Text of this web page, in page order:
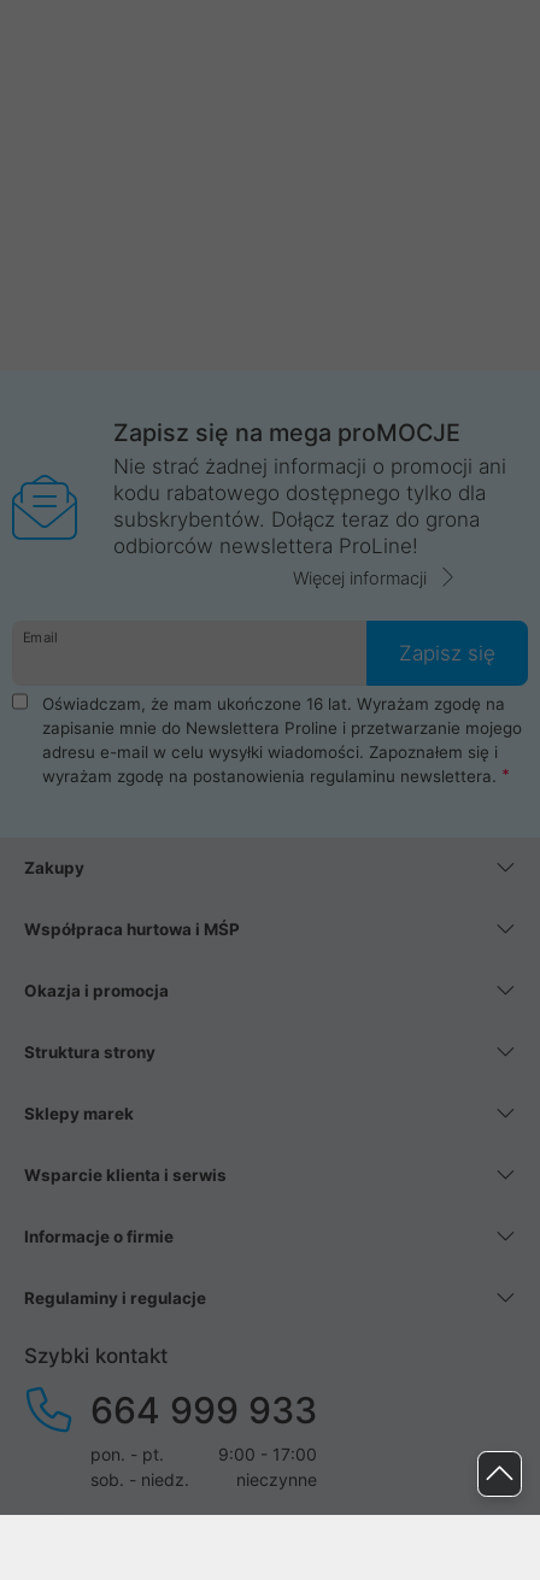
Zapisz się na mega proMOCJE
Nie strać żadnej informacji o promocji ani
kodu rabatowego dostępnego tylko dla
subskrybentów. Dołącz teraz do grona
odbiorców newslettera ProLine!
Więcej informacji
Email
Zapisz się
Oświadczam, że mam ukończone 16 lat. Wyrażam zgodę na
zapisanie mnie do Newslettera Proline i przetwarzanie mojego
adresu e-mail w celu wysyłki wiadomości. Zapoznałem się i
wyrażam zgodę na postanowienia regulaminu newslettera.
Zakupy
Współpraca hurtowa i MŚP
Okazja i promocja
Struktura strony
Sklepy marek
Wsparcie klienta i serwis
Informacje o firmie
Regulaminy i regulacje
Szybki kontakt
664 999 933
pon. - pt.
9:00 - 17:00
sob. - niedz.
nieczynne